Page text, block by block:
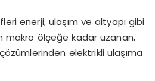
enerji, ulaşım ve altyapı gibi
makro ölçeğe kadar uzanan,
elektrikli ulaşıma